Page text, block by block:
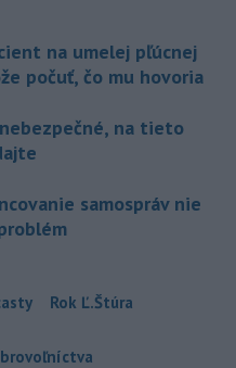
na umelej pľúcnej
počuť, čo mu hovoria
na tieto
samospráv nie
Rok Ľ.Štúra